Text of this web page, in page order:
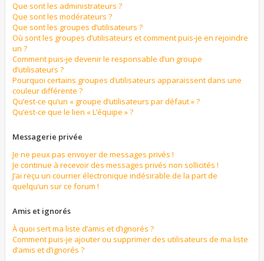
Que sont les administrateurs ?
Que sont les modérateurs ?
Que sont les groupes d’utilisateurs ?
Où sont les groupes d’utilisateurs et comment puis-je en rejoindre
un ?
Comment puis-je devenir le responsable d’un groupe
d’utilisateurs ?
Pourquoi certains groupes d’utilisateurs apparaissent dans une
couleur différente ?
Qu’est-ce qu’un « groupe d’utilisateurs par défaut » ?
Qu’est-ce que le lien « L’équipe » ?
Messagerie privée
Je ne peux pas envoyer de messages privés !
Je continue à recevoir des messages privés non sollicités !
J’ai reçu un courrier électronique indésirable de la part de
quelqu’un sur ce forum !
Amis et ignorés
À quoi sert ma liste d’amis et d’ignorés ?
Comment puis-je ajouter ou supprimer des utilisateurs de ma liste
d’amis et d’ignorés ?